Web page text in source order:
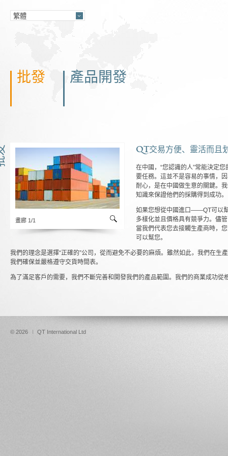
批發 產品開發
畫廊 1/1
QT交易方便、靈活而且
在中國，“您認識的人”常能決定
要任務。這並不是容易的事情，
耐心，是在中國做生意的關鍵。
知識來保證他們的採購得到成功。
如果您想從中國進口——QT可以
多樣化並且價格具有競爭力。儘
當我們代表您去接觸生產商時，
可以幫您。
我們的理念是選擇“正確的”公司，從而避免不必要的麻煩。雖然如此，我們在生
我們確保並嚴格遵守交貨時間表。
為了滿足客戶的需要，我們不斷完善和開發我們的產品範圍。我們的商業成功從
© 2026 I QT International Ltd